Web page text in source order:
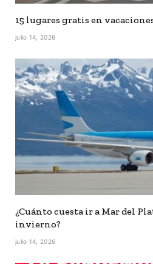
15 lugares gratis en
julio 14, 2026
¿Cuánto cuesta ir a Mar del
invierno?
julio 14, 2026